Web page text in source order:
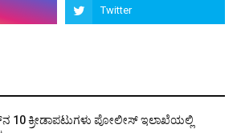
10 ಕ್ರೀಡಾಪಟುಗಳು ಪೋಲೀಸ್ ಇಲಾಖೆಯಲ್ಲಿ